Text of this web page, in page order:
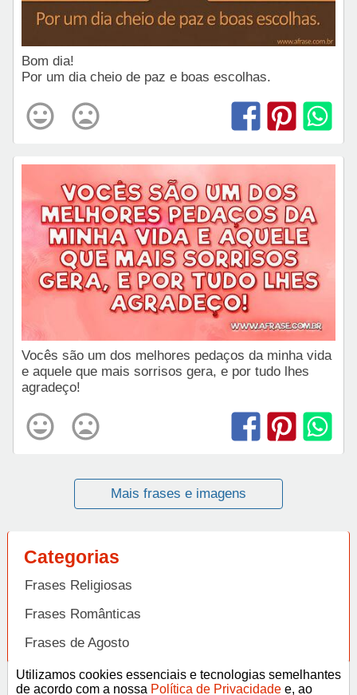
Bom dia!
Por um dia cheio de paz e boas escolhas.
Vocês são um dos melhores pedaços da minha vida
e aquele que mais sorrisos gera, e por tudo lhes
agradeço!
Mais frases e imagens
Categorias
Frases Religiosas
Frases Românticas
Frases de Agosto
Frases de Agradecimento
Utilizamos cookies essenciais e tecnologias semelhantes
de acordo com a nossa Política de Privacidade e, ao